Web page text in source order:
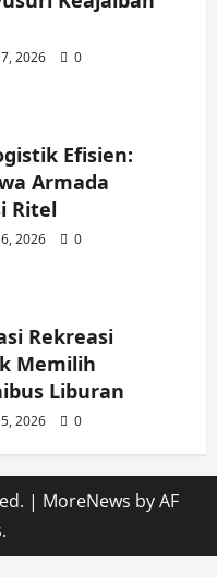
2026 0
Efisien:
Armada
Ritel
2026 0
Rekreasi
Memilih
Liburan
2026 0
| MoreNews by AF